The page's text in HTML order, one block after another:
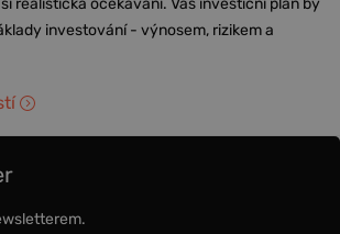
realistická očekávání. Váš investiční plán by
investování - výnosem, rizikem a